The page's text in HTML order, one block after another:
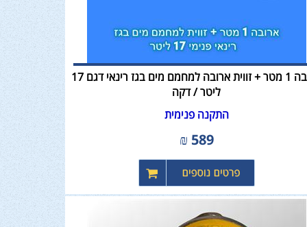
ארובה 1 מטר + זווית ארובה למחמם מים בגז רינאי דגם 17
ליטר / דקה
התקנה פנימית
589
₪